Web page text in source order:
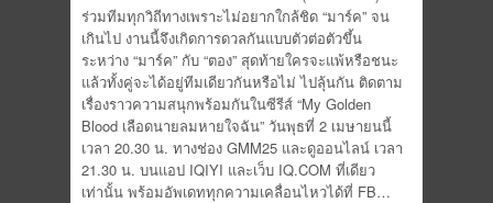
ร่วมทีมทุกวิถีทางเพราะไม่อยากใกล้ชิด “มาร์ค” จน
เกินไป งานนี้จึงเกิดการดวลกันแบบตัวต่อตัวขึ้น
ระหว่าง “มาร์ค” กับ “ตอง” สุดท้ายใครจะแพ้หรือชนะ
แล้วทั้งคู่จะได้อยู่ทีมเดียวกันหรือไม่ ไปลุ้นกัน ติดตาม
เรื่องราวความสนุกพร้อมกันในซีรีส์ “My Golden
Blood เลือดนายลมหายใจฉัน” วันพุธที่ 2 เมษายนนี้
เวลา 20.30 น. ทางช่อง GMM25 และดูออนไลน์ เวลา
21.30 น. บนแอป IQIYI และเว็บ IQ.COM ที่เดียว
เท่านั้น พร้อมอัพเดททุกความเคลื่อนไหวได้ที่ FB…